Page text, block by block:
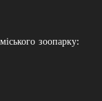
зоопарку: